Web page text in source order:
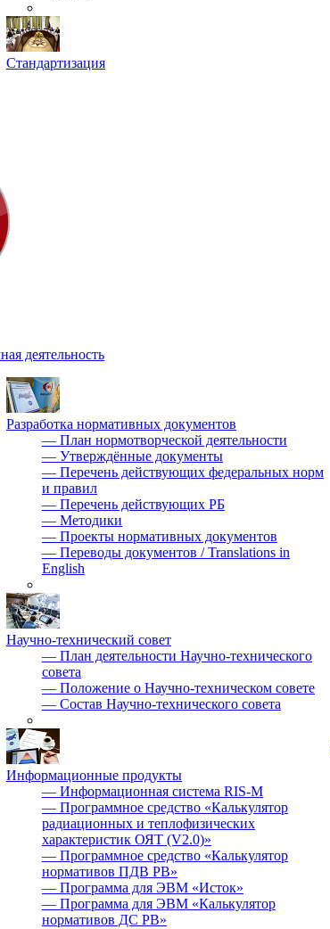
Стандартизация
деятельность
Разработка нормативных документов
— План нормотворческой деятельности
— Утверждённые документы
— Перечень действующих федеральных норм
и правил
— Перечень действующих РБ
— Методики
— Проекты нормативных документов
— Переводы документов / Translations in
English
Научно-технический совет
— План деятельности Научно-технического
совета
— Положение о Научно-техническом совете
— Состав Научно-технического совета
Информационные продукты
— Информационная система RIS-M
— Программное средство «Калькулятор
радиационных и теплофизических
характеристик ОЯТ (V2.0)»
— Программное средство «Калькулятор
нормативов ПДВ РВ»
— Программа для ЭВМ «Исток»
— Программа для ЭВМ «Калькулятор
нормативов ДС РВ»